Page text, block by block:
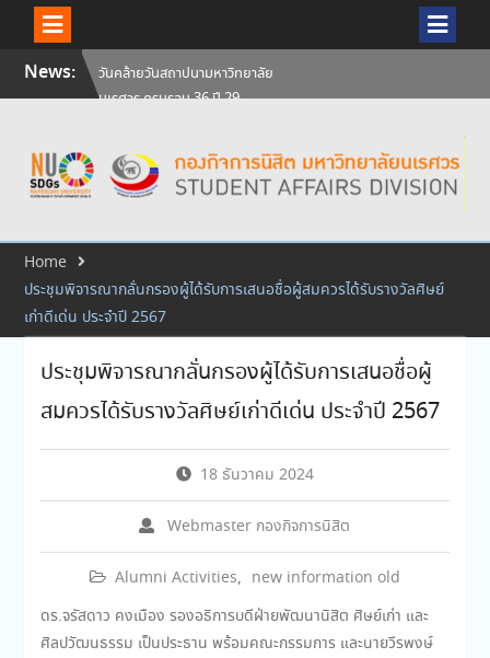
SkipNews:
สัมภาษณ์นิสิตเพื่อพิจารณาเข้ารับ
ทุนการศึกษามหาวิทยาลัยนเรศวร
ศิษย์เก่าแพทย์ถ่ายทอดความรู้ให้
แก่นิสิตปัจจุบัน
วันคล้ายวันสถาปนามหาวิทยาลัย
กรกฎาคม 2569
Home
ประชุมพิจารณากลั่นกรองผู้ได้รับการเสนอชื่อผู้สมควรได้รับรางวัลศิษย์
เก่าดีเด่น ประจำปี 2567
ประชุมพิจารณากลั่นกรองผู้ได้รับการเสนอชื่อผู้
สมควรได้รับรางวัลศิษย์เก่าดีเด่น ประจำปี 2567
18 ธันวาคม 2024
Webmaster กองกิจการนิสิต
Alumni Activities, new information old
ดร.จรัสดาว คงเมือง รองอธิการบดีฝ่ายพัฒนานิสิต ศิษย์เก่า และ
ศิลปวัฒนธรรม เป็นประธาน พร้อมคณะกรรมการ และนายวีรพงษ์